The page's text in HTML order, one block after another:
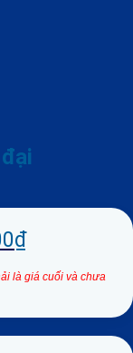
₫
là giá cuối và chưa